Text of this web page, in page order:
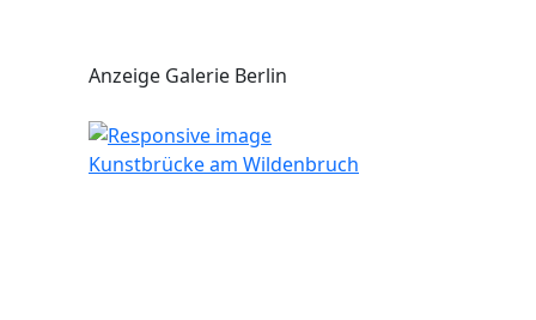
Anzeige Galerie Berlin
Kunstbrücke am Wildenbruch